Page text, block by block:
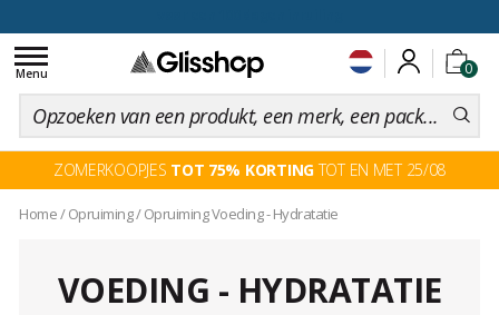
0
Toggle
navigation
Menu
ZOMERKOOPJES TOT 75% KORTINGTOT EN MET 25/08
Home/ Opruiming/Opruiming Voeding - Hydratatie
VOEDING - HYDRATATIE